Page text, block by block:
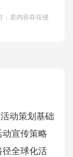
，若内容存在侵
动策划基础
宣传策略
全球化活